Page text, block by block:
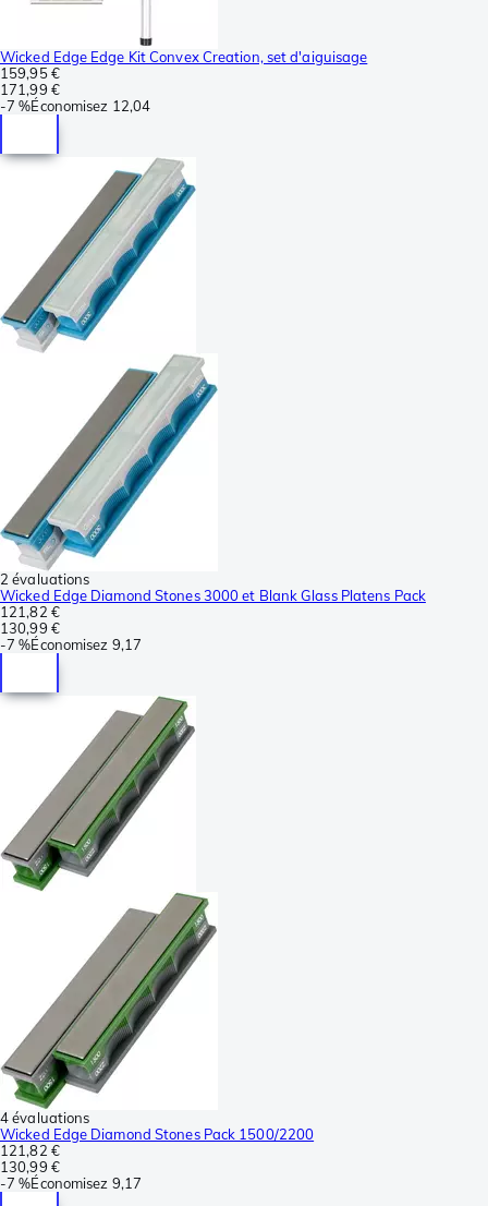
Wicked Edge Edge Kit Convex Creation, set d'aiguisage
159,95 €
171,99 €
-7 %Économisez 12,04
2 évaluations
Wicked Edge Diamond Stones 3000 et Blank Glass Platens Pack
121,82 €
130,99 €
-7 %Économisez 9,17
4 évaluations
Wicked Edge Diamond Stones Pack 1500/2200
121,82 €
130,99 €
-7 %Économisez 9,17